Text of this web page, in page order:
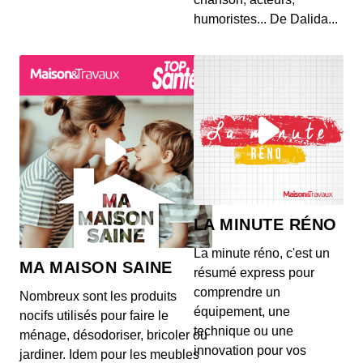
Lumière sur Bugatti, l'histoire d'une marque...
Un logo, une histoire - Honda
00:11:05 - IL Y A 2 ANS
Un logo, une histoire, le podcast d’AutoPlus qui
retrace l’histoire des marques à travers leurs l...
Un logo, une histoire - Bentley
00:08:50 - IL Y A 1 AN
Dans l'univers de l'automobile de prestige, on
trouve les voitures sportives, fièrement représent...
Un logo, une histoire - Seat
Un logo, une histoire, le podcast d’AutoPlus qui
retrace l’histoire des marques à travers leurs l...
humoristes... De Dalida...
MA MAISON SAINE
Nombreux sont les produits
nocifs utilisés pour faire le
ménage, désodoriser, bricoler ou
jardiner. Idem pour les meubles
LA MINUTE RÉNO
La minute réno, c'est un
résumé express pour
comprendre un
équipement, une
technique ou une
innovation pour vos